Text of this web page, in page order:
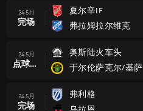
24 5月
完场
夏尔辛IF
弗拉姆拉尔维克
24 5月
点球大战后
奥斯陆火车头
于尔伦萨克尔/基萨
24 5月
完场
弗利格